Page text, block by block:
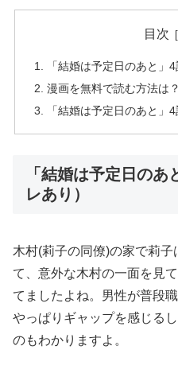
目次
「結婚は予定日のあと」
漫画を無料で読む方法は？
「結婚は予定日のあと」
「結婚は予定日の
レあり）
木村(莉子の同僚)の家で莉
て、意外な木村の一面を見
てましたよね。男性が普段
やっぱりギャップを感じる
のもわかりますよ。